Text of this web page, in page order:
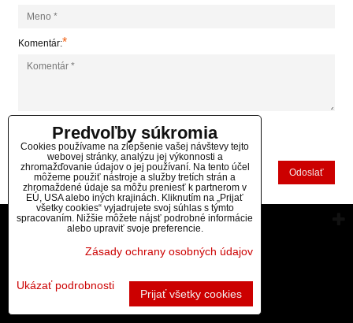
Komentár:*
*(Povinné)
Odoslať
Vytvorené pomocou:BiznisWeb.sk
Predvoľby súkromia
Cookies používame na zlepšenie vašej návštevy tejto
webovej stránky, analýzu jej výkonnosti a
zhromažďovanie údajov o jej používaní. Na tento účel
môžeme použiť nástroje a služby tretích strán a
zhromaždené údaje sa môžu preniesť k partnerom v
EÚ, USA alebo iných krajinách. Kliknutím na „Prijať
všetky cookies“ vyjadrujete svoj súhlas s týmto
spracovaním. Nižšie môžete nájsť podrobné informácie
alebo upraviť svoje preferencie.
Zásady ochrany osobných údajov
Ukázať podrobnosti
Prijať všetky cookies